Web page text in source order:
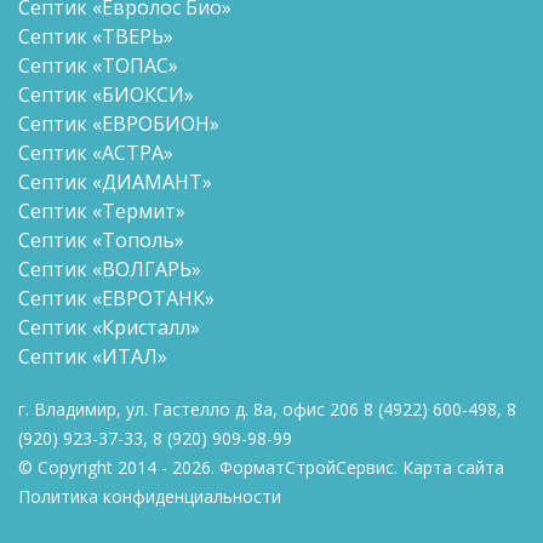
Септик «Евролос Био»
Септик «ТВЕРЬ»
Септик «ТОПАС»
Септик «БИОКСИ»
Септик «ЕВРОБИОН»
Септик «АСТРА»
Септик «ДИАМАНТ»
Септик «Термит»
Септик «Тополь»
Септик «ВОЛГАРЬ»
Септик «ЕВРОТАНК»
Септик «Кристалл»
Септик «ИТАЛ»
г. Владимир, ул. Гастелло д. 8а, офис 206 8 (4922) 600-498, 8
(920) 923-37-33, 8 (920) 909-98-99
© Copyright 2014 - 2026. ФорматСтройСервис. Карта сайта
Политика конфиденциальности